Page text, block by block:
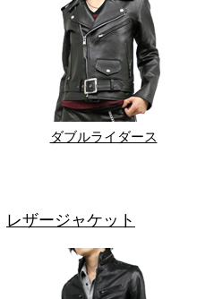
ダブルライダース
レザージャケット